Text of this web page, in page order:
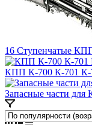
16 Ступенчатые
КПП К-700 К-701 К-
Запасные части